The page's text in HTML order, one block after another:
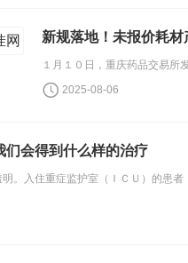
新规落地！未报价耗材
2025-08-06
们会得到什么样的治疗